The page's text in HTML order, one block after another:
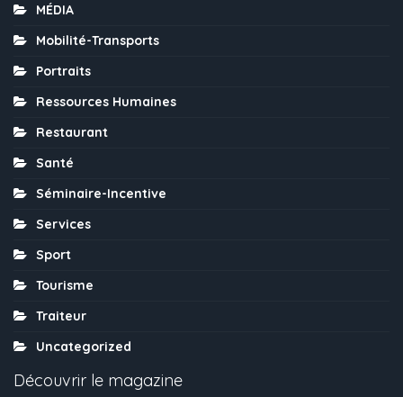
MÉDIA
Mobilité-Transports
Portraits
Ressources Humaines
Restaurant
Santé
Séminaire-Incentive
Services
Sport
Tourisme
Traiteur
Uncategorized
Découvrir le magazine